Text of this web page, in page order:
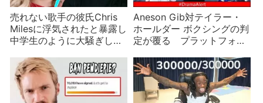
売れない歌手の彼氏Chris
Milesに浮気されたと暴露し
中学生のように大騒ぎして
Aneson Gib対テイラー・
ホールダー ボクシングの判
定が覆る プラットフォー